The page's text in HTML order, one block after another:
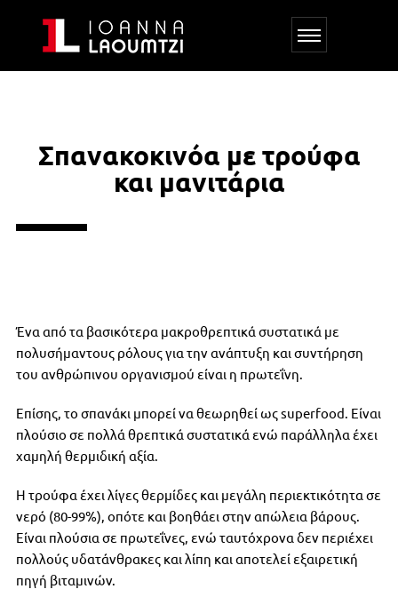
Σπανακοκινόα με τρούφα
και μανιτάρια
Ένα από τα βασικότερα μακροθρεπτικά συστατικά με
πολυσήμαντους ρόλους για την ανάπτυξη και συντήρηση
του ανθρώπινου οργανισμού είναι η πρωτεΐνη.
Επίσης, το σπανάκι μπορεί να θεωρηθεί ως superfood. Είναι
πλούσιο σε πολλά θρεπτικά συστατικά ενώ παράλληλα έχει
χαμηλή θερμιδική αξία.
Η τρούφα έχει λίγες θερμίδες και μεγάλη περιεκτικότητα σε
νερό (80-99%), οπότε και βοηθάει στην απώλεια βάρους.
Είναι πλούσια σε πρωτεΐνες, ενώ ταυτόχρονα δεν περιέχει
πολλούς υδατάνθρακες και λίπη και αποτελεί εξαιρετική
πηγή βιταμινών.